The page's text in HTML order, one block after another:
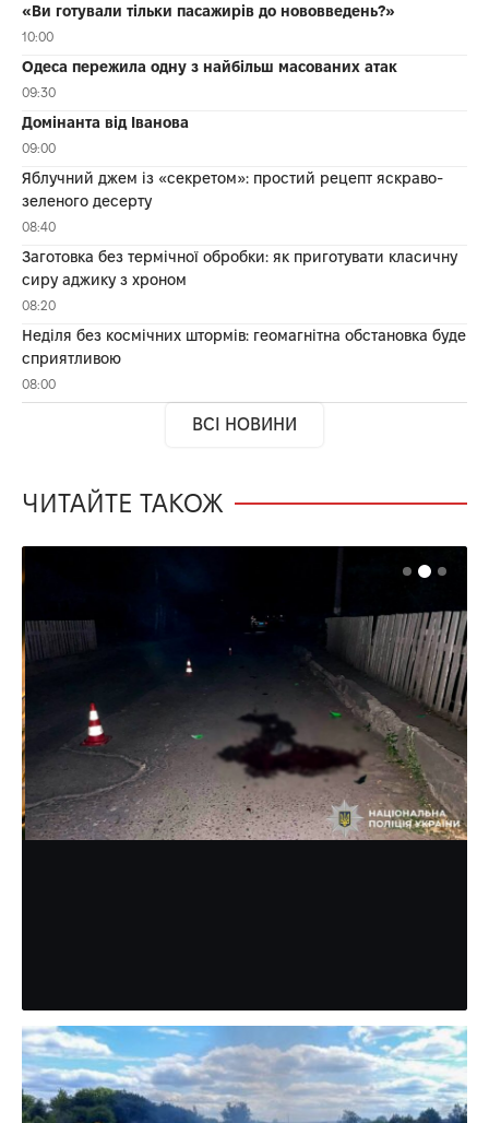
«Ви готували тільки пасажирів до нововведень?»
10:00
Одеса пережила одну з найбільш масованих атак
09:30
Домінанта від Іванова
09:00
Яблучний джем із «секретом»: простий рецепт яскраво-
зеленого десерту
08:40
Заготовка без термічної обробки: як приготувати класичну
сиру аджику з хроном
08:20
Неділя без космічних штормів: геомагнітна обстановка буде
сприятливою
08:00
ВСІ НОВИНИ
ЧИТАЙТЕ ТАКОЖ
КРИМІНАЛ НОВИНИ ОБЛАСТЬ